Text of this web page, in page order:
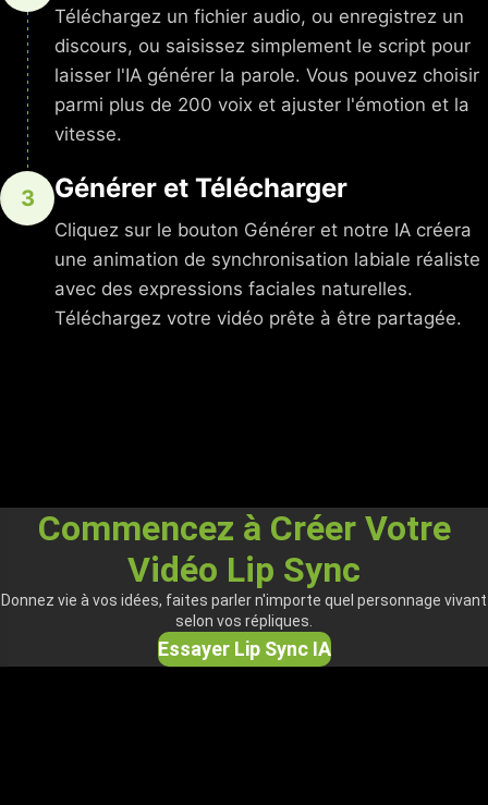
Téléchargez un fichier audio, ou enregistrez un
discours, ou saisissez simplement le script pour
laisser l'IA générer la parole. Vous pouvez choisir
parmi plus de 200 voix et ajuster l'émotion et la
vitesse.
3 Générer et Télécharger
Cliquez sur le bouton Générer et notre IA créera
une animation de synchronisation labiale réaliste
avec des expressions faciales naturelles.
Téléchargez votre vidéo prête à être partagée.
Commencez à Créer Votre
Vidéo Lip Sync
Donnez vie à vos idées, faites parler n'importe quel personnage vivant
selon vos répliques.
Essayer Lip Sync IA